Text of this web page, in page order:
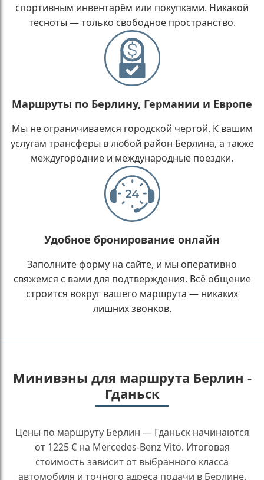
спортивным инвентарём или покупками. Никакой
тесноты — только свободное пространство.
Маршруты по Берлину, Германии и Европе
Мы не ограничиваемся городской чертой. К вашим
услугам трансферы в любой район Берлина, а также
междугородние и международные поездки.
Удобное бронирование онлайн
Заполните форму на сайте, и мы оперативно
свяжемся с вами для подтверждения. Всё общение
строится вокруг вашего маршрута — никаких
лишних звонков.
Минивэны для маршрута Берлин -
Гданьск
Цены по маршруту Берлин — Гданьск начинаются
от 1225 € на Mercedes-Benz Vito. Итоговая
стоимость зависит от выбранного класса
автомобиля и точного адреса подачи в Берлине.